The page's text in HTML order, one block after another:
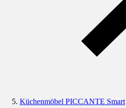
Küchenmöbel PICCANTE Smart